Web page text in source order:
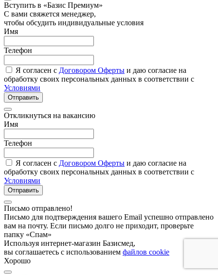
Вступить в «Базис Премиум»
С вами свяжется менеджер,
чтобы обсудить индивидуальные условия
Имя
Телефон
Я согласен с Договором Оферты и даю согласие на
обработку своих персональных данных в соответствии с
Условиями
Отправить
Откликнуться на вакансию
Имя
Телефон
Я согласен с Договором Оферты и даю согласие на
обработку своих персональных данных в соответствии с
Условиями
Отправить
Письмо отправлено!
Письмо для подтверждения вашего Email успешно отправлено
вам на почту. Если письмо долго не приходит, проверьте
папку «Спам»
Используя интернет-магазин Базисмед,
вы соглашаетесь с использованием файлов cookie
Хорошо